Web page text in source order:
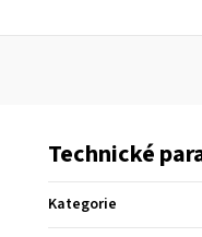
Technické
Kategorie